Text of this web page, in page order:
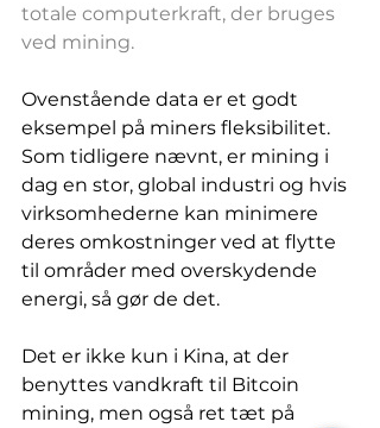
totale computerkraft, der bruges
ved mining.
Ovenstående data er et godt
eksempel på miners fleksibilitet.
Som tidligere nævnt, er mining i
dag en stor, global industri og hvis
virksomhederne kan minimere
deres omkostninger ved at flytte
til områder med overskydende
energi, så gør de det.
Det er ikke kun i Kina, at der
benyttes vandkraft til Bitcoin
mining, men også ret tæt på